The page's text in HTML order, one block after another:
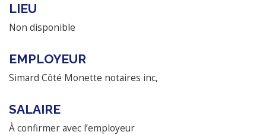
LIEU
Non disponible
EMPLOYEUR
Simard Côté Monette notaires inc,
SALAIRE
À confirmer avec l’employeur